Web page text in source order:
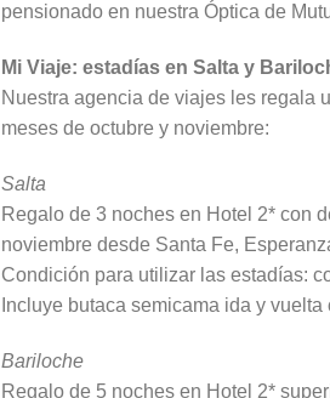
pensionado en nuestra Óptica de
Mi Viaje: estadías en Salta y
Nuestra agencia de viajes les regala
meses de octubre y noviembre:
Salta
Regalo de 3 noches en Hotel 2* con
noviembre desde Santa Fe,
Condición para utilizar las estadías:
Incluye butaca semicama ida y
Bariloche
Regalo de 5 noches en Hotel 2*